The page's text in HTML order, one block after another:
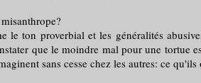
proverbial et les généralités
que le moindre mal pour une
sans cesse chez les autres: ce